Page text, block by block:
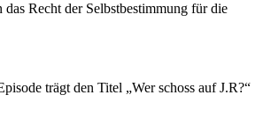
Recht der Selbstbestimmung für die
trägt den Titel „Wer schoss auf J.R?“